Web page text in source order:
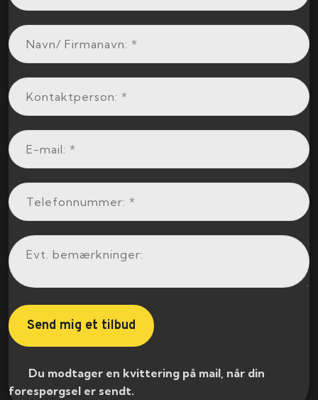
​ Du modtager en kvittering på mail, når din
forespørgsel er sendt.​